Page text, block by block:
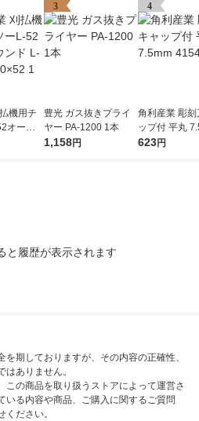
機用チ
オール
230×2.
3
豊光 ガス抜きプライ
ヤー PA-1200 1本
1,158円
4
角利産業 彫刻
ップ付 平丸
541 1個
623円
と履歴が表示されます
期しておりますが、その内容の正確性、
ありません。
この商品を取り扱うストアによって運営さ
いる内容や商品、ご購入に関するご質問
ださい。